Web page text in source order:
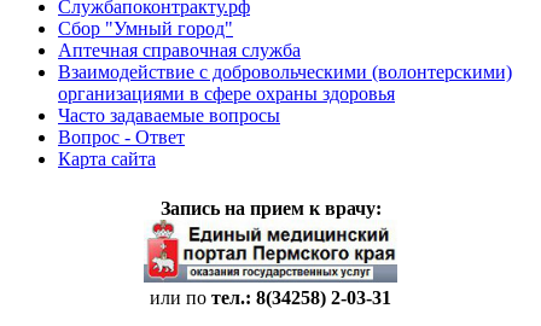
Службапоконтракту.рф
Сбор "Умный город"
Аптечная справочная служба
Взаимодействие с добровольческими (волонтерскими)
организациями в сфере охраны здоровья
Часто задаваемые вопросы
Вопрос - Ответ
Карта сайта
Запись на прием к врачу:
или по тел.: 8(34258) 2-03-31